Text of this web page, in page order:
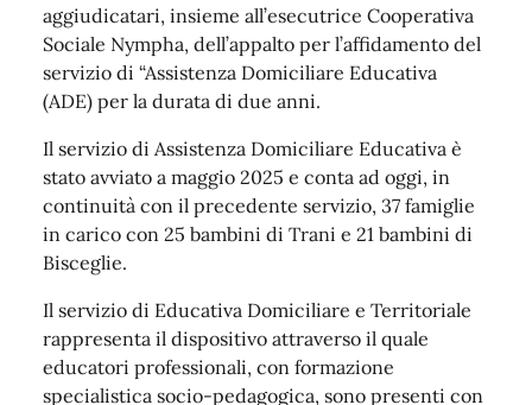
aggiudicatari, insieme all’esecutrice Cooperativa
Sociale Nympha, dell’appalto per l’affidamento del
servizio di “Assistenza Domiciliare Educativa
(ADE) per la durata di due anni.
Il servizio di Assistenza Domiciliare Educativa è
stato avviato a maggio 2025 e conta ad oggi, in
continuità con il precedente servizio, 37 famiglie
in carico con 25 bambini di Trani e 21 bambini di
Bisceglie.
Il servizio di Educativa Domiciliare e Territoriale
rappresenta il dispositivo attraverso il quale
educatori professionali, con formazione
specialistica socio-pedagogica, sono presenti con